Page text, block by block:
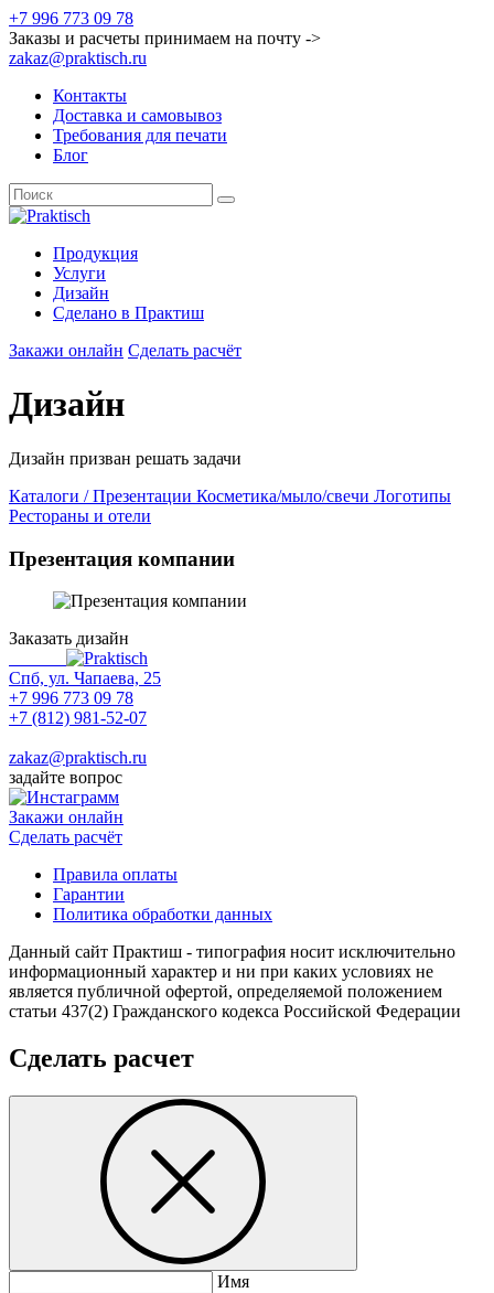
+7 996 773 09 78
Заказы и расчеты принимаем на почту ->
zakaz@praktisch.ru
Контакты
Доставка и самовывоз
Требования для печати
Блог
Продукция
Услуги
Дизайн
Cделано в Практиш
Закажи онлайн Сделать расчёт
Дизайн
Дизайн призван решать задачи
Каталоги / Презентации Косметика/мыло/свечи Логотипы
Рестораны и отели
Презентация компании
Заказать дизайн
Спб, ул. Чапаева, 25
+7 996 773 09 78
+7 (812) 981-52-07
zakaz@praktisch.ru
задайте вопрос
Закажи онлайн
Cделать расчёт
Правила оплаты
Гарантии
Политика обработки данных
Данный сайт Практиш - типография носит исключительно
информационный характер и ни при каких условиях не
является публичной офертой, определяемой положением
статьи 437(2) Гражданского кодекса Российской Федерации
Сделать расчет
Имя